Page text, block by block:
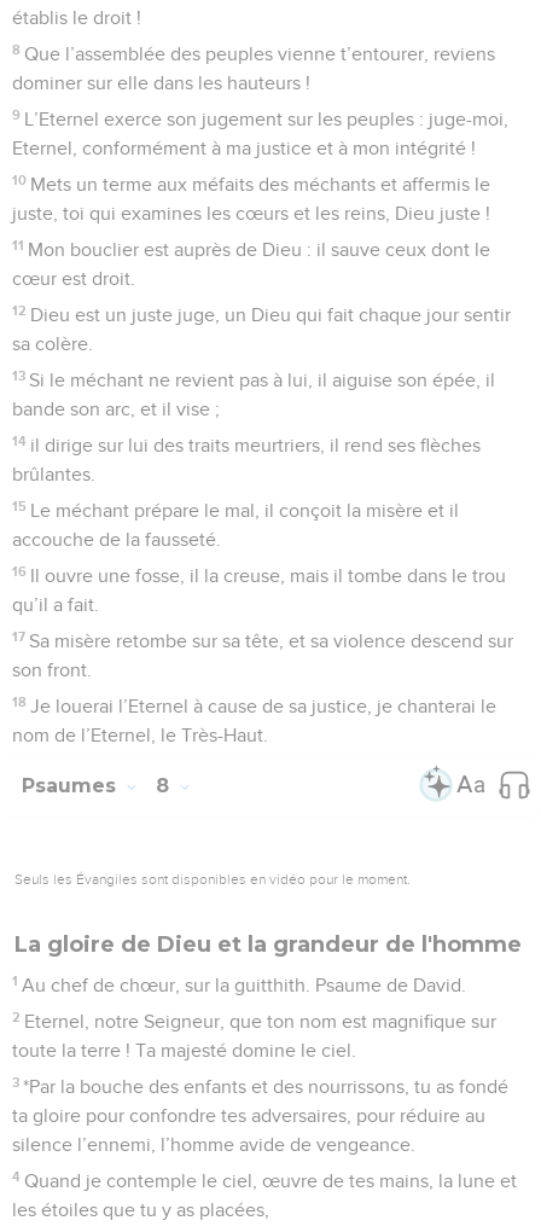
établis le droit !
8 Que l’assemblée des peuples vienne t’entourer, reviens
dominer sur elle dans les hauteurs !
9 L’Eternel exerce son jugement sur les peuples : juge-moi,
Eternel, conformément à ma justice et à mon intégrité !
10 Mets un terme aux méfaits des méchants et affermis le
juste, toi qui examines les cœurs et les reins, Dieu juste !
11 Mon bouclier est auprès de Dieu : il sauve ceux dont le
cœur est droit.
12 Dieu est un juste juge, un Dieu qui fait chaque jour sentir
sa colère.
13 Si le méchant ne revient pas à lui, il aiguise son épée, il
bande son arc, et il vise ;
14 il dirige sur lui des traits meurtriers, il rend ses flèches
brûlantes.
15 Le méchant prépare le mal, il conçoit la misère et il
accouche de la fausseté.
16 Il ouvre une fosse, il la creuse, mais il tombe dans le trou
qu’il a fait.
17 Sa misère retombe sur sa tête, et sa violence descend sur
son front.
18 Je louerai l’Eternel à cause de sa justice, je chanterai le
nom de l’Eternel, le Très-Haut.
Psaumes 8
Seuls les Évangiles sont disponibles en vidéo pour le moment.
La gloire de Dieu et la grandeur de l'homme
1 Au chef de chœur, sur la guitthith. Psaume de David.
2 Eternel, notre Seigneur, que ton nom est magnifique sur
toute la terre ! Ta majesté domine le ciel.
3 *Par la bouche des enfants et des nourrissons, tu as fondé
ta gloire pour confondre tes adversaires, pour réduire au
silence l’ennemi, l’homme avide de vengeance.
4 Quand je contemple le ciel, œuvre de tes mains, la lune et
les étoiles que tu y as placées,